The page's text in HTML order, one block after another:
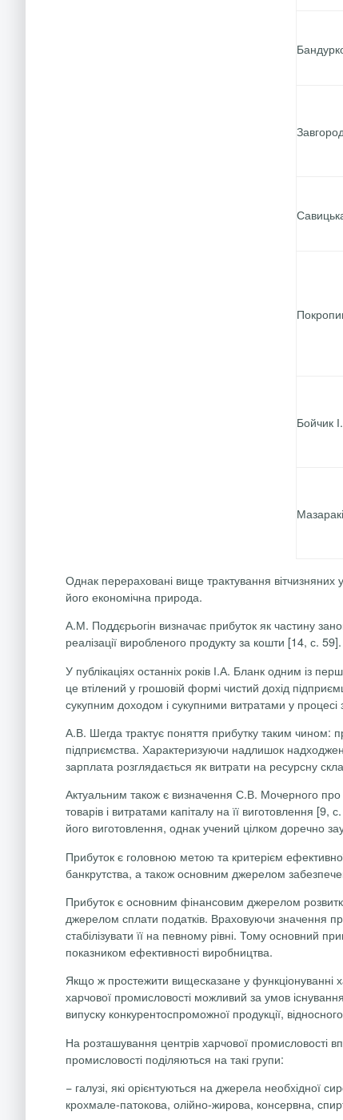
Бойчик
Однак перераховані вище трактування
його економічна природа.
А.М. Поддєрьогін визначає прибуток як частину
реалізації виробленого продукту за кошти [14, с. 59].
У публікаціях останніх років І.А. Бланк одним із
це втілений у грошовій формі чистий дохід
сукупним доходом і сукупними витратами у процесі
А.В. Шегда трактує поняття прибутку таким чином:
підприємства. Характеризуючи надлишок
зарплата розглядається як витрати на ресурсну
Актуальним також є визначення С.В. Мочерного про
товарів і витратами капіталу на її виготовлення
його виготовлення, однак учений цілком доречно
Прибуток є головною метою та критерієм
банкрутства, а також основним джерелом
Прибуток є основним фінансовим джерелом
джерелом сплати податків. Враховуючи значення
стабілізувати її на певному рівні. Тому основний
показником ефективності виробництва.
Якщо ж простежити вищесказане у функціонуванні
харчової промисловості можливий за умов
випуску конкурентоспроможної продукції,
На розташування центрів харчової промисловості
промисловості поділяються на такі групи:
− галузі, які орієнтуються на джерела необхідної
крохмале-патокова, олійно-жирова, консервна,